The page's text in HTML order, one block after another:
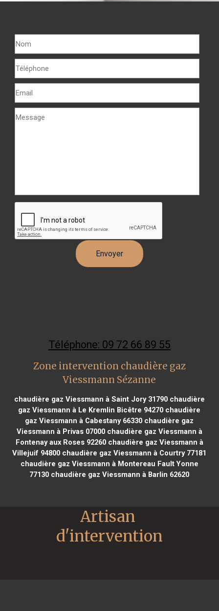
Téléphone: 09 72 66 89 55
Zone intervention chaudière gaz
Viessmann Sézanne
chaudière gaz Viessmann à Saint Jory 31790chaudière
gaz Viessmann à Le Kremlin Bicêtre 94270 chaudière
gaz Viessmann à Cabestany 66330 chaudière gaz
Viessmann à Privas 07000chaudière gaz Viessmann à
Fontenay aux Roses 92260chaudière gaz Viessmann à
Villejuif 94800 chaudière gaz Viessmann à Courtry 77181
chaudière gaz Viessmann à Montereau Fault Yonne
77130 chaudière gaz Viessmann à Barlin 62620
Artisan
d'intervention